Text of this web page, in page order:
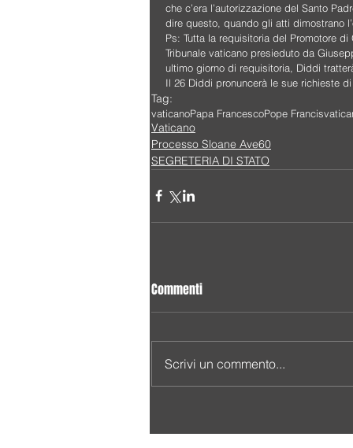
che c’era l’autorizzazione del Santo
dire questo, quando gli atti dimostrano
Ps: Tutta la requisitoria del Promotore
Tribunale vaticano presieduto da
ultimo giorno di requisitoria, Diddi
Il 26 Diddi pronuncerà le sue richieste
Tag:
vaticanoPapa FrancescoPope Francis
Vaticano
Processo Sloane Ave60
SEGRETERIA DI STATO
Commenti
Scrivi un commento...